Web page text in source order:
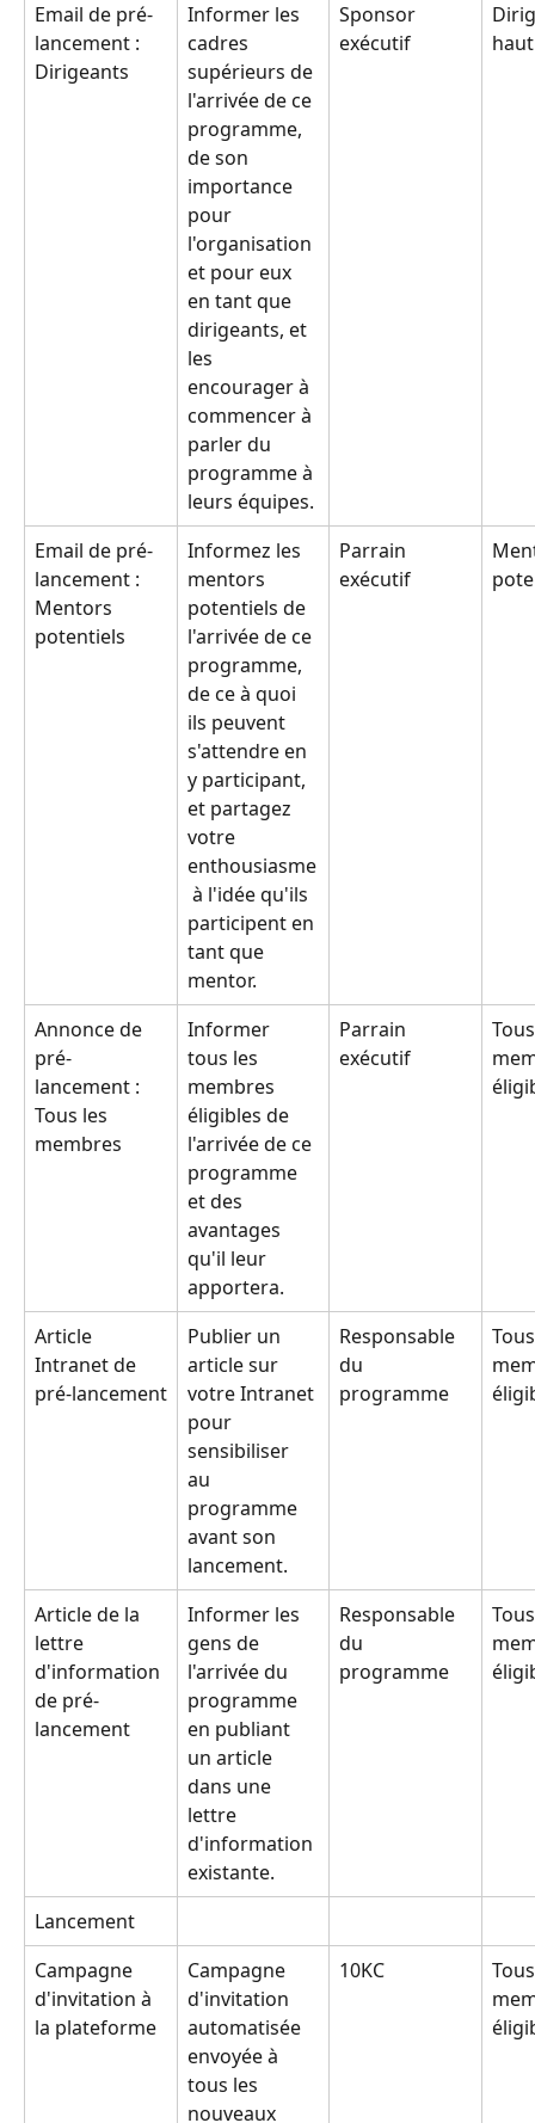
Email de pré-
lancement :
Dirigeants
Informer les
cadres
supérieurs de
l'arrivée de ce
programme,
de son
importance
pour
l'organisation
et pour eux
en tant que
dirigeants, et
les
encourager à
commencer à
parler du
programme à
leurs équipes.
Sponsor
exécutif
Email de pré-
lancement :
Mentors
potentiels
Informez les
mentors
potentiels de
l'arrivée de ce
programme,
de ce à quoi
ils peuvent
s'attendre en
y participant,
et partagez
votre
enthousiasme
à l'idée qu'ils
participent en
tant que
mentor.
Parrain
exécutif
Annonce de
pré-
lancement :
Tous les
membres
Informer
tous les
membres
éligibles de
l'arrivée de ce
programme
et des
avantages
qu'il leur
apportera.
Parrain
exécutif
Article
Intranet de
pré-lancement
Publier un
article sur
votre Intranet
pour
sensibiliser
au
programme
avant son
lancement.
Responsable
du
programme
Article de la
lettre
d'information
de pré-
lancement
Informer les
gens de
l'arrivée du
programme
en publiant
un article
dans une
lettre
d'information
existante.
Responsable
du
programme
Lancement
Campagne
d'invitation à
la plateforme
Campagne
d'invitation
automatisée
envoyée à
tous les
nouveaux
10KC